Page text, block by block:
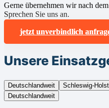
Gerne übernehmen wir nach
Sprechen Sie uns an.
jetzt unverbindlich
Unsere
Deutschlandweit
Schleswig-
Deutschlandweit